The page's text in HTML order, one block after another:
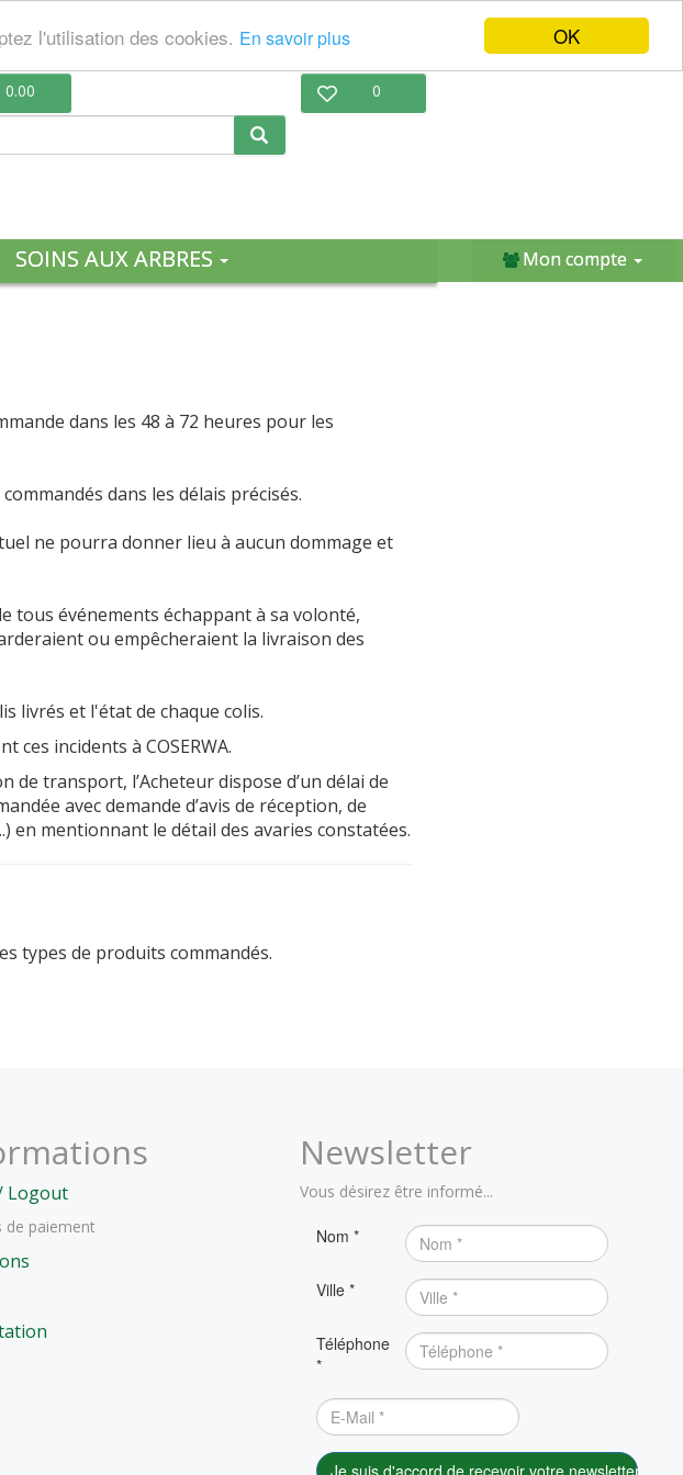
OK
l'utilisation des cookies. En savoir plus
0.00 0
SOINS AUX ARBRES
Mon compte
dans les 48 à 72 heures pour les
dans les délais précisés.
ne pourra donner lieu à aucun dommage et
tous événements échappant à sa volonté,
ou empêcheraient la livraison des
livrés et l'état de chaque colis.
incidents à COSERWA.
de transport, l’Acheteur dispose d’un délai de
avec demande d’avis de réception, de
en mentionnant le détail des avaries constatées.
types de produits commandés.
Logout
de paiement
Newsletter
Vous désirez être informé...